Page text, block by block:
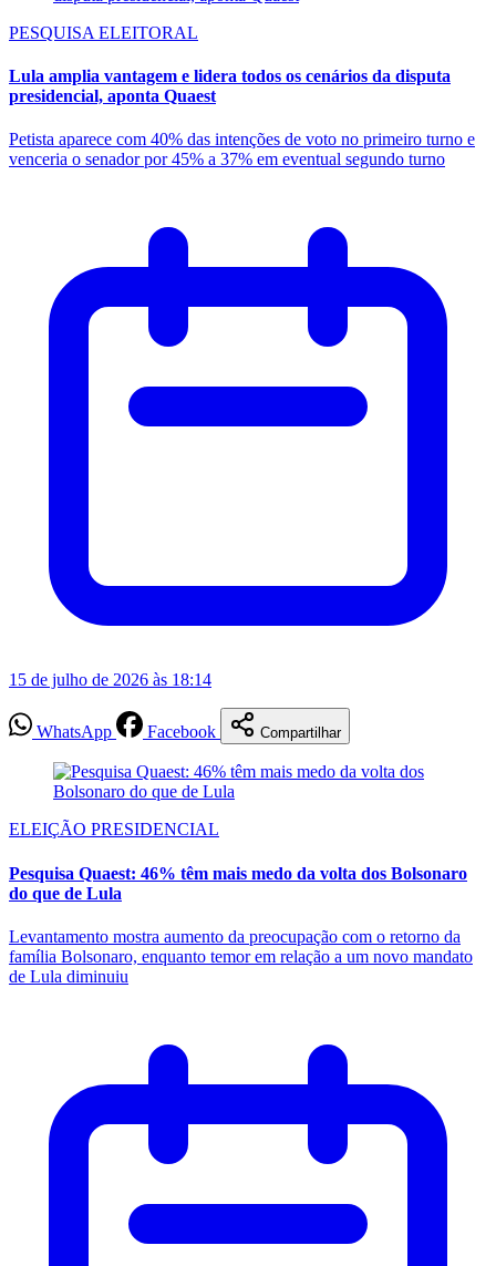
PESQUISA ELEITORAL
Lula amplia vantagem e lidera todos os cenários da disputa
presidencial, aponta Quaest
Petista aparece com 40% das intenções de voto no primeiro turno e
venceria o senador por 45% a 37% em eventual segundo turno
15 de julho de 2026 às 18:14
WhatsApp Facebook Compartilhar
ELEIÇÃO PRESIDENCIAL
Pesquisa Quaest: 46% têm mais medo da volta dos Bolsonaro
do que de Lula
Levantamento mostra aumento da preocupação com o retorno da
família Bolsonaro, enquanto temor em relação a um novo mandato
de Lula diminuiu